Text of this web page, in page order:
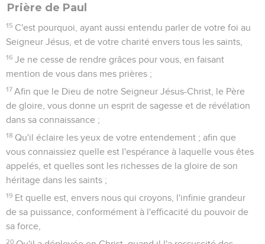
Prière de Paul
15 C'est pourquoi, ayant aussi entendu parler de votre foi au
Seigneur Jésus, et de votre charité envers tous les saints,
16 Je ne cesse de rendre grâces pour vous, en faisant
mention de vous dans mes prières ;
17 Afin que le Dieu de notre Seigneur Jésus-Christ, le Père
de gloire, vous donne un esprit de sagesse et de révélation
dans sa connaissance ;
18 Qu'il éclaire les yeux de votre entendement ; afin que
vous connaissiez quelle est l'espérance à laquelle vous êtes
appelés, et quelles sont les richesses de la gloire de son
héritage dans les saints ;
19 Et quelle est, envers nous qui croyons, l'infinie grandeur
de sa puissance, conformément à l'efficacité du pouvoir de
sa force,
20